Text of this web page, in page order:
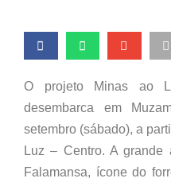
O projeto Minas ao
desembarca em
setembro (sábado), a
Luz – Centro. A
Falamansa, ícone do